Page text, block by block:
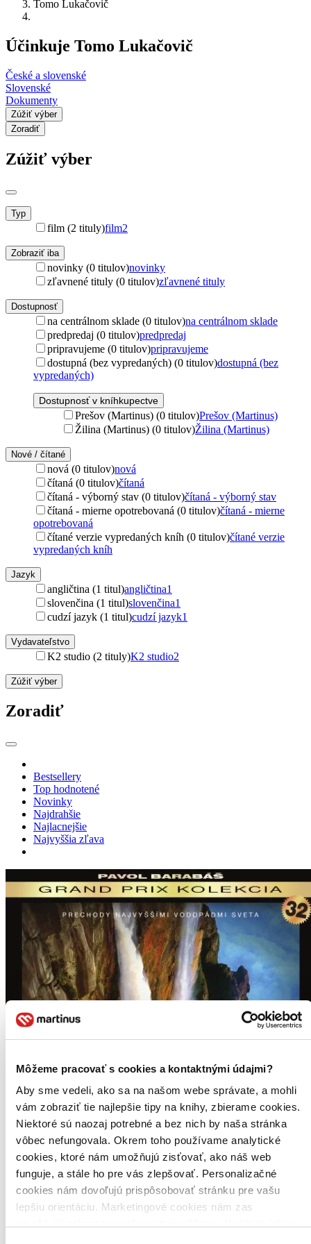
Môžeme pracovať s cookies a kontaktnými údajmi?
Aby sme vedeli, ako sa na našom webe správate, a mohli
vám zobraziť tie najlepšie tipy na knihy, zbierame cookies.
Niektoré sú naozaj potrebné a bez nich by naša stránka
vôbec nefungovala. Okrem toho používame analytické
cookies, ktoré nám umožňujú zisťovať, ako náš web
funguje, a stále ho pre vás zlepšovať. Personalizačné
cookies nám dovoľujú prispôsobovať stránku pre vašu
lepšiu orientáciu. Marketingové cookies nám zas
Tomo Lukačovič
Účinkuje Tomo Lukačovič
České a slovenské
Slovenské
Dokumenty
Zúžiť výber
Zoradiť
Zúžiť výber
Typ
film (2 tituly)film2
Zobraziť iba
novinky (0 titulov)novinky
zľavnené tituly (0 titulov)zľavnené tituly
Dostupnosť
na centrálnom sklade (0 titulov)na centrálnom sklade
predpredaj (0 titulov)predpredaj
pripravujeme (0 titulov)pripravujeme
dostupná (bez vypredaných) (0 titulov)dostupná (bez
vypredaných)
Dostupnosť v kníhkupectve
Prešov (Martinus) (0 titulov)Prešov (Martinus)
Žilina (Martinus) (0 titulov)Žilina (Martinus)
Nové / čítané
nová (0 titulov)nová
čítaná (0 titulov)čítaná
čítaná - výborný stav (0 titulov)čítaná - výborný stav
čítaná - mierne opotrebovaná (0 titulov)čítaná - mierne
opotrebovaná
čítané verzie vypredaných kníh (0 titulov)čítané verzie
vypredaných kníh
Jazyk
angličtina (1 titul)angličtina1
slovenčina (1 titul)slovenčina1
cudzí jazyk (1 titul)cudzí jazyk1
Vydavateľstvo
K2 studio (2 tituly)K2 studio2
Zúžiť výber
Zoradiť
Bestsellery
Top hodnotené
Novinky
Najdrahšie
Najlacnejšie
Najvyššia zľava